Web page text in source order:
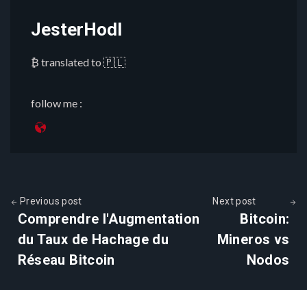
JesterHodl
₿ translated to 🇵🇱
follow me :
Previous post
Comprendre l'Augmentation
du Taux de Hachage du
Réseau Bitcoin
Next post
Bitcoin:
Mineros vs
Nodos